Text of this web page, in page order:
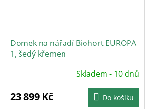
Domek na nářadí Biohort EUROPA
1, šedý křemen
je
5,0
z
Skladem - 10 dnů
23 899 Kč Do košíku